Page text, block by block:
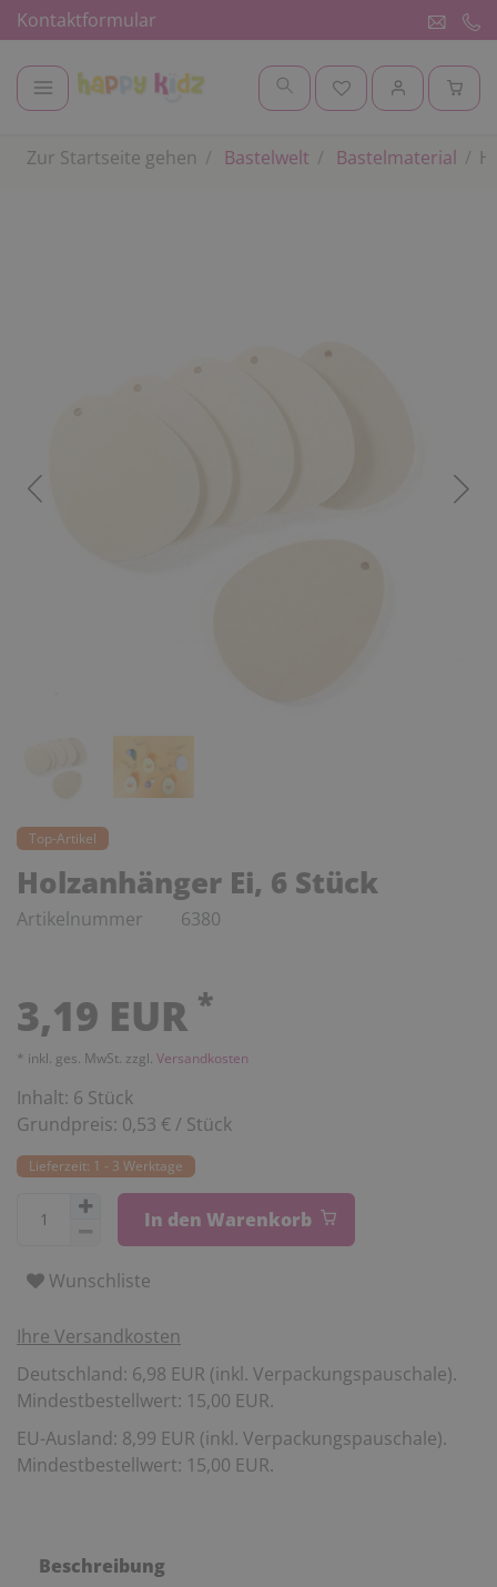
Kontaktformular
Zur Startseite gehen Bastelwelt Bastelmaterial
Top-Artikel
Holzanhänger Ei, 6 Stück
Artikelnummer 6380
3,19 EUR *
* inkl. ges. MwSt. zzgl. Versandkosten
Inhalt: 6 Stück
Grundpreis: 0,53 € / Stück
Lieferzeit: 1 - 3 Werktage
In den Warenkorb
Wunschliste
Ihre Versandkosten
Deutschland: 6,98 EUR (inkl. Verpackungspauschale).
Mindestbestellwert: 15,00 EUR.
EU-Ausland: 8,99 EUR (inkl. Verpackungspauschale).
Mindestbestellwert: 15,00 EUR.
Beschreibung